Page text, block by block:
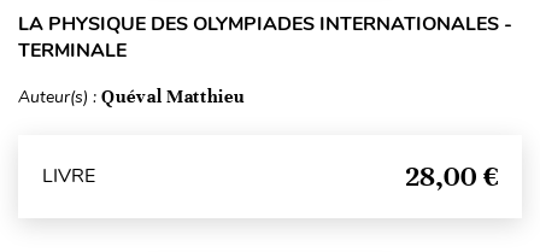
LA PHYSIQUE DES OLYMPIADES INTERNATIONALES -
TERMINALE
Auteur(s) : Quéval Matthieu
LIVRE 28,00 €